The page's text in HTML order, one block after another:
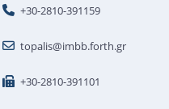
+30-2810-391159
topalis@imbb.forth.gr
+30-2810-391101